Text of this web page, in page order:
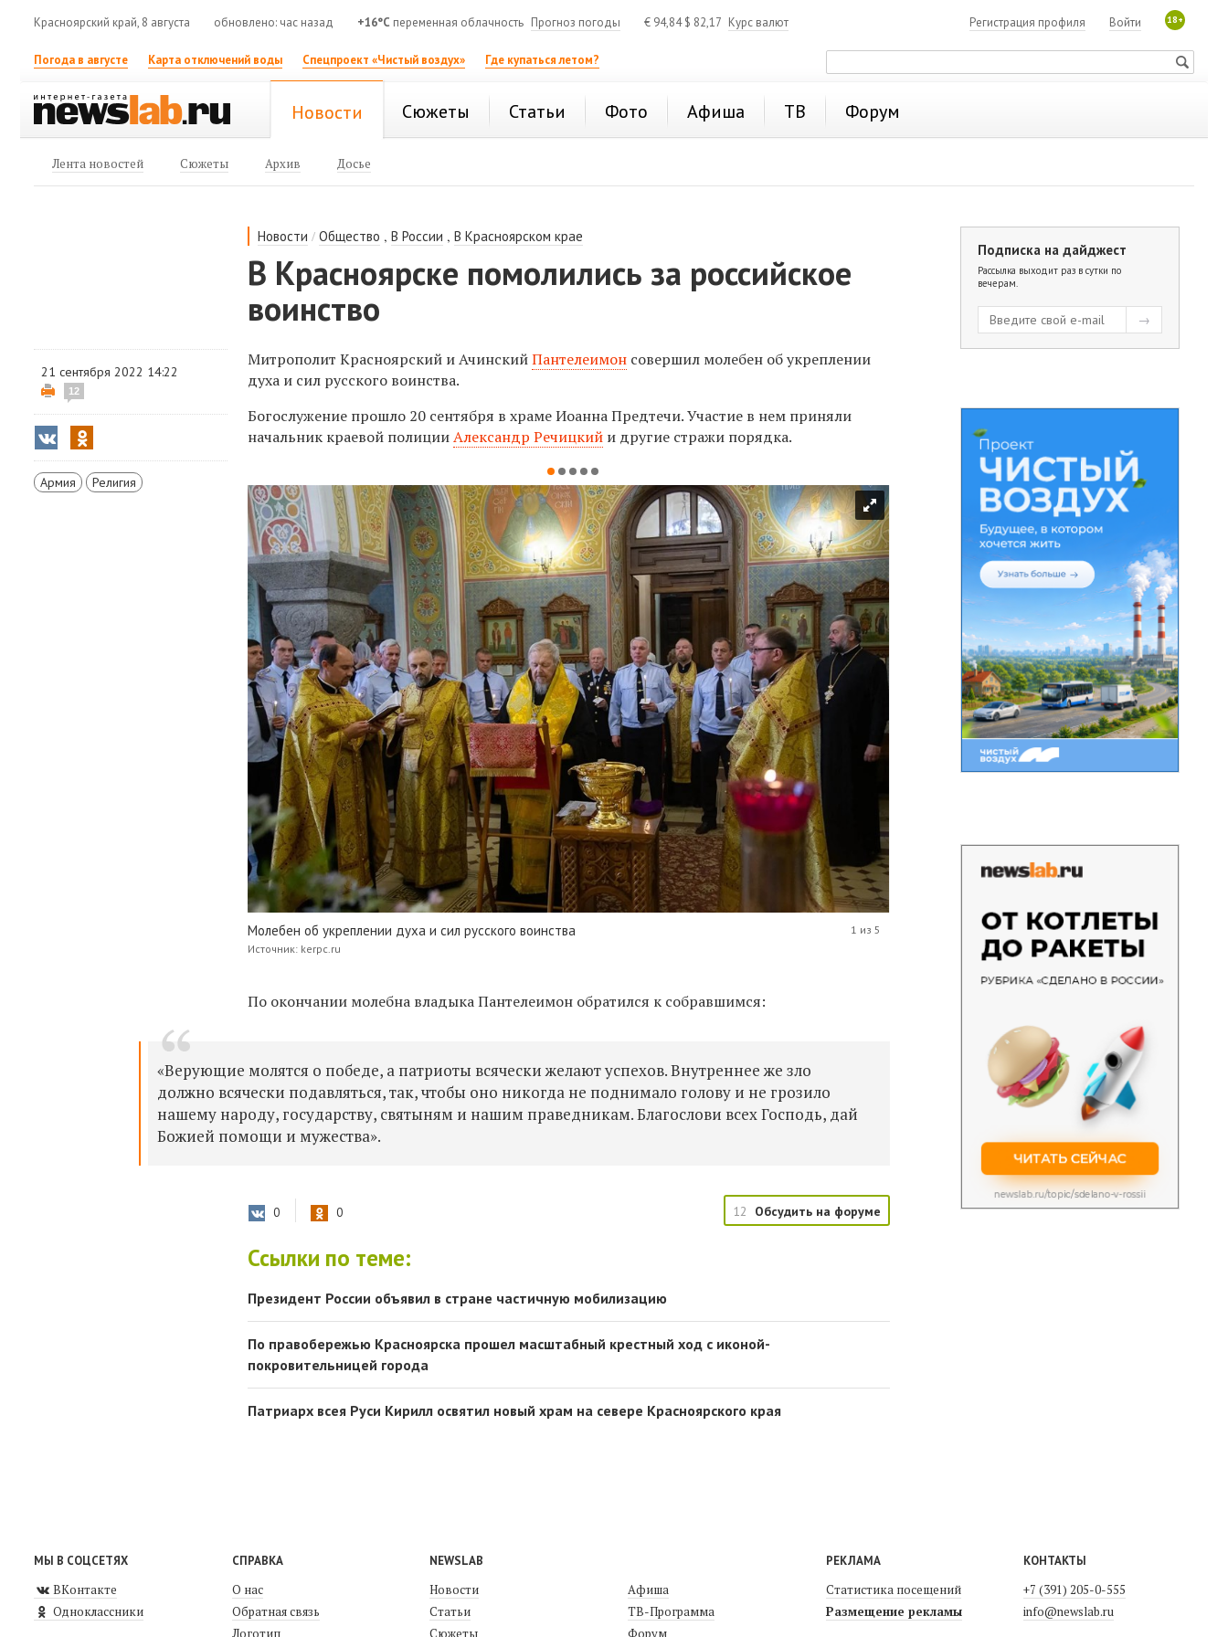
Красноярский край, 8 августа обновлено: час назад +16°C переменная облачность Прогноз погоды € 94,84$ 82,17 Курс валют 18+
Войти
Регистрация профиля
Погода в августе Карта отключений воды Спецпроект «Чистый воздух» Где купаться летом?
Новости Сюжеты Статьи Фото Афиша ТВ Форум
Лента новостей Сюжеты Архив Досье
Новости /Общество ,В России ,В Красноярском крае
В Красноярске помолились за российское
воинство
21 сентября 2022 14:22
12
Армия Религия
Митрополит Красноярский и АчинскийПантелеимон совершил молебен об укреплении
духа и сил русского воинства.
Богослужение прошло 20 сентября в храме Иоанна Предтечи. Участие в нем приняли
начальник краевой полицииАлександр Речицкий и другие стражи порядка.
Молебен об укреплении духа и сил русского воинства
Источник: kerpc.ru
1 из 5
По окончании молебна владыка Пантелеимон обратился к собравшимся:
«Верующие молятся о победе, а патриоты всячески желают успехов. Внутреннее же зло
должно всячески подавляться, так, чтобы оно никогда не поднимало голову и не грозило
нашему народу, государству, святыням и нашим праведникам. Благослови всех Господь, дай
Божией помощи и мужества».
0 0 12 Обсудить на форуме
Ссылки по теме:
Президент России объявил в стране частичную мобилизацию
По правобережью Красноярска прошел масштабный крестный ход с иконой-
покровительницей города
Патриарх всея Руси Кирилл освятил новый храм на севере Красноярского края
Подписка на дайджест
Рассылка выходит раз в сутки по
вечерам.
МЫ В СОЦСЕТЯХ
ВКонтакте
Одноклассники
СПРАВКА
О нас
Обратная связь
Логотип
NEWSLAB
Новости
Статьи
Сюжеты
Афиша
ТВ-Программа
Форум
РЕКЛАМА
Статистика посещений
Размещение рекламы
КОНТАКТЫ
+7 (391) 205-0-555
info@newslab.ru